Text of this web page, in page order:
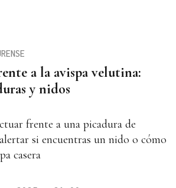
a la avispa velutina:
y nidos
frente a una picadura de
si encuentras un nido o cómo
casera